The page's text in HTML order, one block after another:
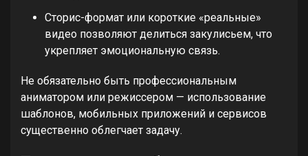
Сторис-формат или короткие «реальные»
видео позволяют делиться закулисьем, что
укрепляет эмоциональную связь.
Не обязательно быть профессиональным
аниматором или режиссером — использование
шаблонов, мобильных приложений и сервисов
существенно облегчает задачу.